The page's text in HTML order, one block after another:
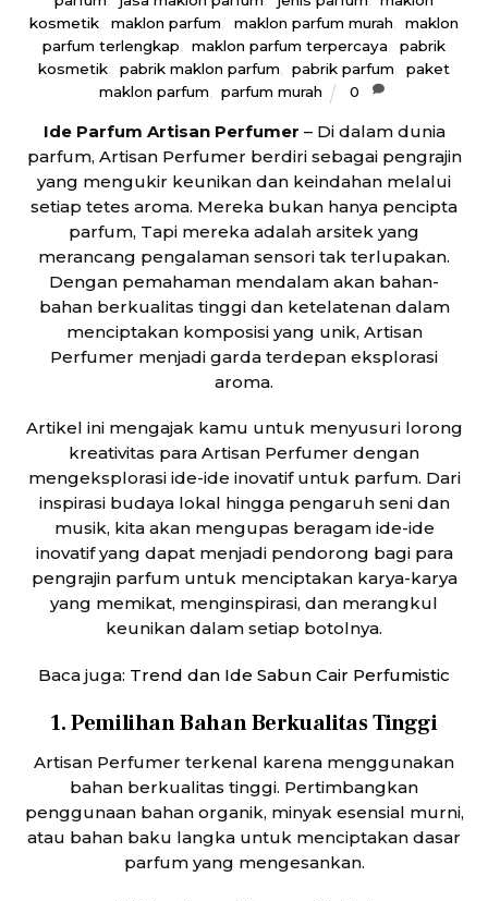
kosmetik
maklon parfum maklon parfum murah
maklon
parfum terlengkap
maklon parfum terpercaya
pabrik
kosmetik, pabrik maklon parfum pabrik parfum
paket
maklon parfum
parfum murah 0
Ide Parfum Artisan Perfumer – Di dalam dunia
parfum, Artisan Perfumer berdiri sebagai pengrajin
yang mengukir keunikan dan keindahan melalui
setiap tetes aroma. Mereka bukan hanya pencipta
parfum, Tapi mereka adalah arsitek yang
merancang pengalaman sensori tak terlupakan.
Dengan pemahaman mendalam akan bahan-
bahan berkualitas tinggi dan ketelatenan dalam
menciptakan komposisi yang unik, Artisan
Perfumer menjadi garda terdepan eksplorasi
aroma.
Artikel ini mengajak kamu untuk menyusuri lorong
kreativitas para Artisan Perfumer dengan
mengeksplorasi ide-ide inovatif untuk parfum. Dari
inspirasi budaya lokal hingga pengaruh seni dan
musik, kita akan mengupas beragam ide-ide
inovatif yang dapat menjadi pendorong bagi para
pengrajin parfum untuk menciptakan karya-karya
yang memikat, menginspirasi, dan merangkul
keunikan dalam setiap botolnya.
Baca juga: Trend dan Ide Sabun Cair Perfumistic
1. Pemilihan Bahan Berkualitas Tinggi
Artisan Perfumer terkenal karena menggunakan
bahan berkualitas tinggi. Pertimbangkan
penggunaan bahan organik, minyak esensial murni,
atau bahan baku langka untuk menciptakan dasar
parfum yang mengesankan.